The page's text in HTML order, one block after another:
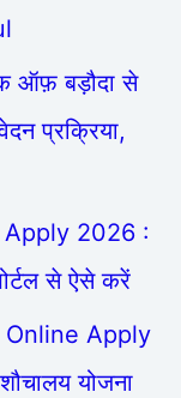
ऑफ़ बड़ौदा से
प्रक्रिया,
Apply 2026 :
से ऐसे करें
Online Apply
योजना